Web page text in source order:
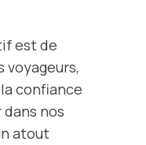
est de
voyageurs,
confiance
dans nos
atout